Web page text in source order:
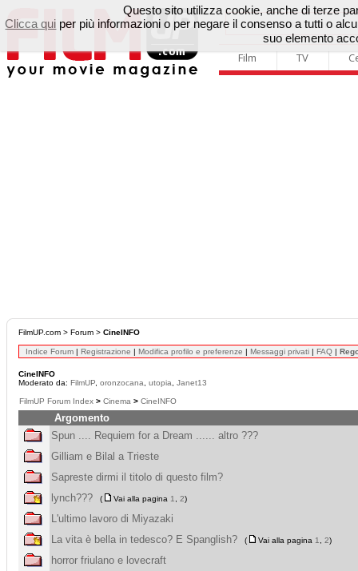
Film TV
FilmUP.com > Forum > CineINFO
Indice Forum | Registrazione | Modifica profilo e preferenze | Messaggi privati | FAQ |
CineINFO
Moderato da: FilmUP oronzocana utopia Janet13
FilmUP Forum Index > Cinema > CineINFO
Argomento
Spun .... Requiem for a Dream ...... altro ???
Gilliam e Bilal a Trieste
Sapreste dirmi il titolo di questo film?
lynch???
( Vai alla pagina 1 2)
L'ultimo lavoro di Miyazaki
La vita è bella in tedesco? E Spanglish?
( Vai alla pagina 1 2)
horror friulano e lovecraft
Questo sito utilizza cookie, anche di terze
Clicca qui per più informazioni o per negare il consenso a tutti o
suo elemento